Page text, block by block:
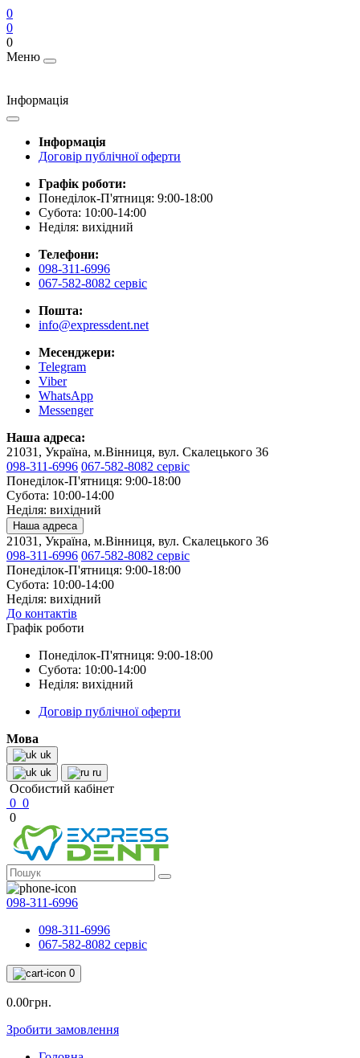
0
0
0
Меню
Інформація
Інформація
Договір публічної оферти
Графік роботи:
Понеділок-П'ятниця: 9:00-18:00
Субота: 10:00-14:00
Неділя: вихідний
Телефони:
098-311-6996
067-582-8082 сервіс
Пошта:
info@expressdent.net
Месенджери:
Telegram
Viber
WhatsApp
Messenger
Наша адреса:
21031, Україна, м.Вінниця, вул. Скалецького 36
098-311-6996 067-582-8082 сервіс
Понеділок-П'ятниця: 9:00-18:00
Субота: 10:00-14:00
Неділя: вихідний
Наша адреса
21031, Україна, м.Вінниця, вул. Скалецького 36
098-311-6996 067-582-8082 сервіс
Понеділок-П'ятниця: 9:00-18:00
Субота: 10:00-14:00
Неділя: вихідний
До контактів
Графік роботи
Понеділок-П'ятниця: 9:00-18:00
Субота: 10:00-14:00
Неділя: вихідний
Договір публічної оферти
Мова
uk
uk
ru
Особистий кабінет
0 0
0
098-311-6996
098-311-6996
067-582-8082 сервіс
0
0.00грн.
Зробити замовлення